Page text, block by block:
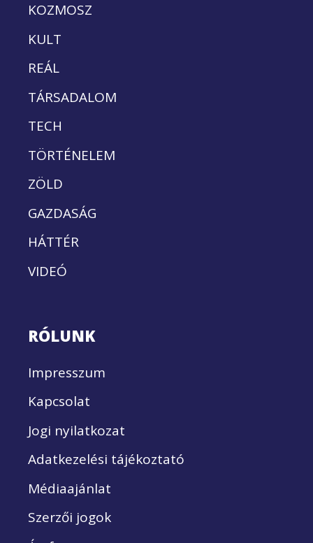
KOZMOSZ
KULT
REÁL
TÁRSADALOM
TECH
TÖRTÉNELEM
ZÖLD
GAZDASÁG
HÁTTÉR
VIDEÓ
RÓLUNK
Impresszum
Kapcsolat
Jogi nyilatkozat
Adatkezelési tájékoztató
Médiaajánlat
Szerzői jogok